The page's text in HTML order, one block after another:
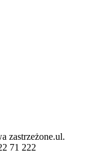
zastrzeżone.ul.
71 222